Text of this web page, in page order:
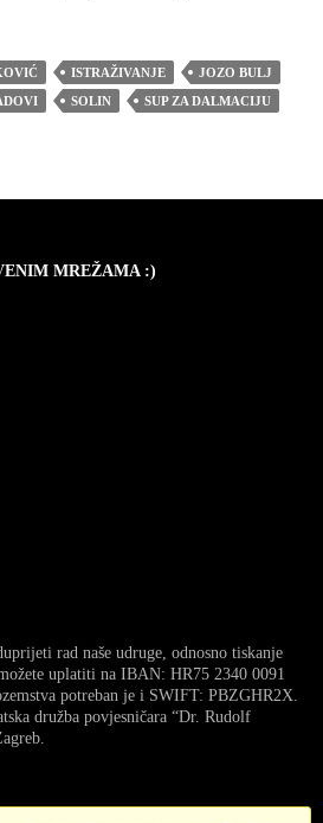
ISTRAŽIVANJE
JOZO BULJ
SOLIN
SUP ZA DALMACIJU
MREŽAMA :)
rad naše udruge, odnosno tiskanje
uplatiti na IBAN: HR75 2340 0091
potreban je i SWIFT: PBZGHR2X.
družba povjesničara “Dr. Rudolf